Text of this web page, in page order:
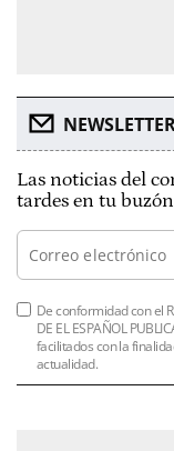
Las noticias del
tardes en tu buzón
De conformidad con el
DE EL ESPAÑOL
facilitados con la
actualidad.